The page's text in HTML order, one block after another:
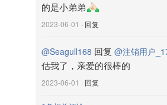
的是小弟弟
2023-06-01 · 回复
@Seagull168 回复 @注销用户
估我了，亲爱的很棒的
2023-06-01 · 回复